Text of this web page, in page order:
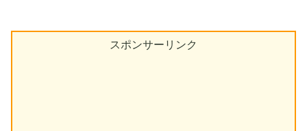
スポンサーリンク